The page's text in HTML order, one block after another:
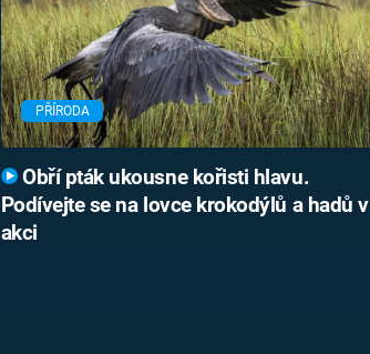
PŘÍRODA
Obří pták ukousne kořisti hlavu.
Podívejte se na lovce krokodýlů a hadů v
akci